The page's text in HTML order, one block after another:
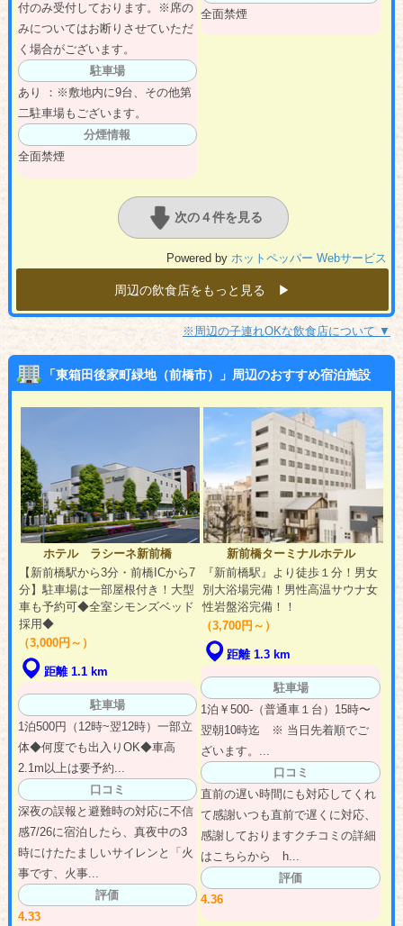
付のみ受付しております。※席の
みについてはお断りさせていただ
く場合がございます。
駐車場
あり ：※敷地内に9台、その他第
二駐車場もございます。
分煙情報
全面禁煙
全面禁煙
次の４件を見る
Powered by ホットペッパー Webサービス
周辺の飲食店をもっと見る ▶︎
※周辺の子連れOKな飲食店について ▼
「東箱田後家町緑地（前橋市）」周辺のおすすめ宿泊施設
ホテル ラシーネ新前橋
【新前橋駅から3分・前橋ICから7
分】駐車場は一部屋根付き！大型
車も予約可◆全室シモンズベッド
採用◆
（3,000円～）
距離 1.1 km
駐車場
1泊500円（12時~翌12時）一部立
体◆何度でも出入りOK◆車高
2.1m以上は要予約...
口コミ
深夜の誤報と避難時の対応に不信
感7/26に宿泊したら、真夜中の3
時にけたたましいサイレンと「火
事です、火事...
評価
4.33
新前橋ターミナルホテル
『新前橋駅』より徒歩１分！男女
別大浴場完備！男性高温サウナ女
性岩盤浴完備！！
（3,700円～）
距離 1.3 km
駐車場
1泊￥500-（普通車１台）15時〜
翌朝10時迄 ※ 当日先着順でご
ざいます。...
口コミ
直前の遅い時間にも対応してくれ
て感謝いつも直前で遅くに対応、
感謝しておりますクチコミの詳細
はこちらから h...
評価
4.36